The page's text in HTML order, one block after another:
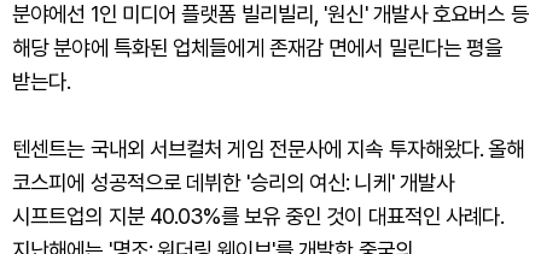
분야에선 1인 미디어 플랫폼 빌리빌리, '원신' 개발사 호요버스 등
해당 분야에 특화된 업체들에게 존재감 면에서 밀린다는 평을
받는다.
텐센트는 국내외 서브컬처 게임 전문사에 지속 투자해왔다. 올해
코스피에 성공적으로 데뷔한 '승리의 여신: 니케' 개발사
시프트업의 지분 40.03%를 보유 중인 것이 대표적인 사례다.